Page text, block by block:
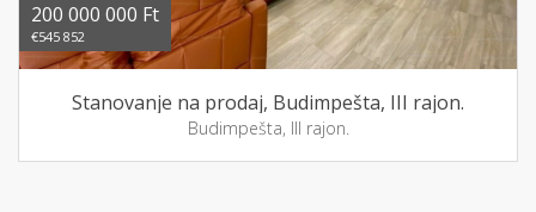
200 000 000 Ft
€545 852
Stanovanje na prodaj, Budimpešta, III rajon.
Budimpešta, III rajon.